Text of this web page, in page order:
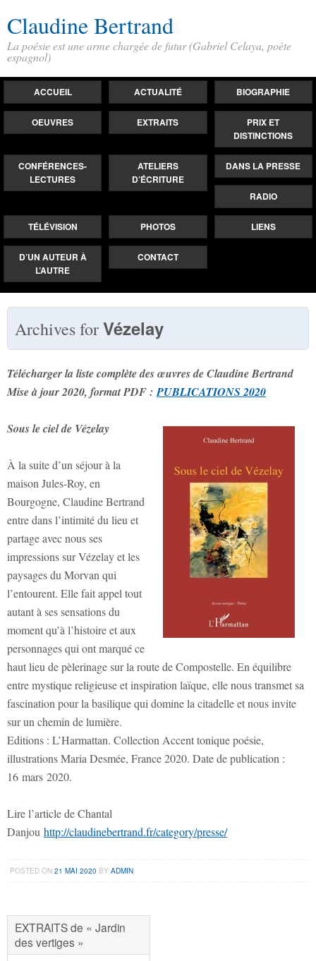
Claudine Bertrand
La poésie est une arme chargée de futur (Gabriel Celaya, poète
espagnol)
ACCUEIL ACTUALITÉ BIOGRAPHIE
OEUVRES EXTRAITS
PRIX ET
DISTINCTIONS
CONFÉRENCES-
LECTURES
ATELIERS
D’ÉCRITURE
DANS LA PRESSE
RADIO
TÉLÉVISION PHOTOS LIENS
D’UN AUTEUR À
L’AUTRE
CONTACT
Archives forVézelay
Télécharger la liste complète des œuvres de Claudine Bertrand
Mise à jour 2020, format PDF :PUBLICATIONS 2020
Sous le ciel de Vézelay
À la suite d’un séjour à la
maison Jules-Roy, en
Bourgogne, Claudine Bertrand
entre dans l’intimité du lieu et
partage avec nous ses
impressions sur Vézelay et les
paysages du Morvan qui
l’entourent. Elle fait appel tout
autant à ses sensations du
moment qu’à l’histoire et aux
personnages qui ont marqué ce
haut lieu de pèlerinage sur la route de Compostelle. En équilibre
entre mystique religieuse et inspiration laïque, elle nous transmet sa
fascination pour la basilique qui domine la citadelle et nous invite
sur un chemin de lumière.
Editions : L’Harmattan. Collection Accent tonique poésie,
illustrations Maria Desmée, France 2020. Date de publication :
16 mars 2020.
Lire l’article de Chantal
Danjou http://claudinebertrand.fr/category/presse/
POSTED ON21 MAI 2020 BYADMIN
EXTRAITS de « Jardin
des vertiges »